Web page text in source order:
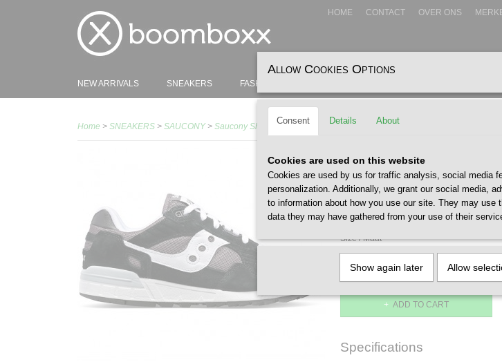
HOME CONTACT OVER ONS
NEW ARRIVALS SNEAKERS FASHION
Home > SNEAKERS > SAUCONY> Saucony Shadow 5000 Black Gray White
Saucony
€ 135,00
✓ In stock - Delivery 1 - 2 werkdagen
Size / Maat
ADD TO CART
Specifications
Allow Cookies Options
Consent Details About
Cookies are used on this website
Cookies are used by us for traffic analysis, social media
personalization. Additionally, we grant our social media,
to information about how you use our site. They may use
data they may have gathered from your use of their
Show again later Allow